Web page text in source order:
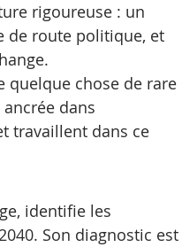
rigoureuse : un
de route politique, et
quelque chose de rare
dans
travaillent dans ce
identifie les
Son diagnostic est